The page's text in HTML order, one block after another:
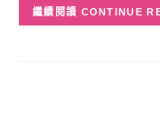
CONTINUE